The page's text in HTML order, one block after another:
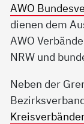
AWO
dienen dem
AWO
NRW und
Neben der